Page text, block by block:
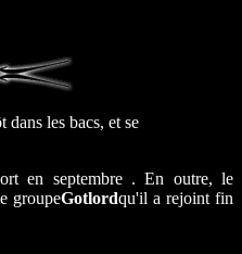
dans les bacs, et se
en septembre . En outre, le
groupeGotlordqu'il a rejoint fin